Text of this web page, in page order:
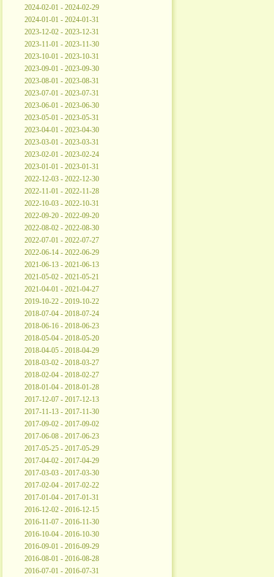
2024-02-01 - 2024-02-29
2024-01-01 - 2024-01-31
2023-12-02 - 2023-12-31
2023-11-01 - 2023-11-30
2023-10-01 - 2023-10-31
2023-09-01 - 2023-09-30
2023-08-01 - 2023-08-31
2023-07-01 - 2023-07-31
2023-06-01 - 2023-06-30
2023-05-01 - 2023-05-31
2023-04-01 - 2023-04-30
2023-03-01 - 2023-03-31
2023-02-01 - 2023-02-24
2023-01-01 - 2023-01-31
2022-12-03 - 2022-12-30
2022-11-01 - 2022-11-28
2022-10-03 - 2022-10-31
2022-09-20 - 2022-09-20
2022-08-02 - 2022-08-30
2022-07-01 - 2022-07-27
2022-06-14 - 2022-06-29
2021-06-13 - 2021-06-13
2021-05-02 - 2021-05-21
2021-04-01 - 2021-04-27
2019-10-22 - 2019-10-22
2018-07-04 - 2018-07-24
2018-06-16 - 2018-06-23
2018-05-04 - 2018-05-20
2018-04-05 - 2018-04-29
2018-03-02 - 2018-03-27
2018-02-04 - 2018-02-27
2018-01-04 - 2018-01-28
2017-12-07 - 2017-12-13
2017-11-13 - 2017-11-30
2017-09-02 - 2017-09-02
2017-06-08 - 2017-06-23
2017-05-25 - 2017-05-29
2017-04-02 - 2017-04-29
2017-03-03 - 2017-03-30
2017-02-04 - 2017-02-22
2017-01-04 - 2017-01-31
2016-12-02 - 2016-12-15
2016-11-07 - 2016-11-30
2016-10-04 - 2016-10-30
2016-09-01 - 2016-09-29
2016-08-01 - 2016-08-28
2016-07-01 - 2016-07-31